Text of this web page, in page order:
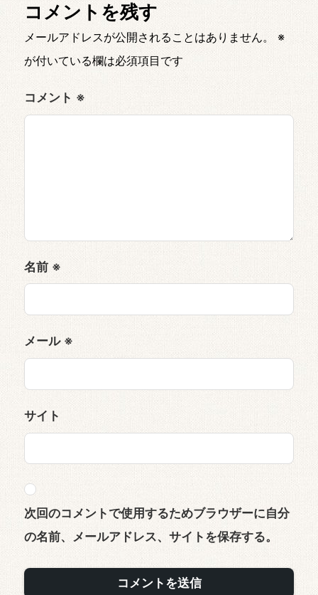
コメントを残す
メールアドレスが公開されることはありません。
※
が付いている欄は必須項目です
コメント ※
名前 ※
メール ※
サイト
次回のコメントで使用するためブラウザーに自分
の名前、メールアドレス、サイトを保存する。